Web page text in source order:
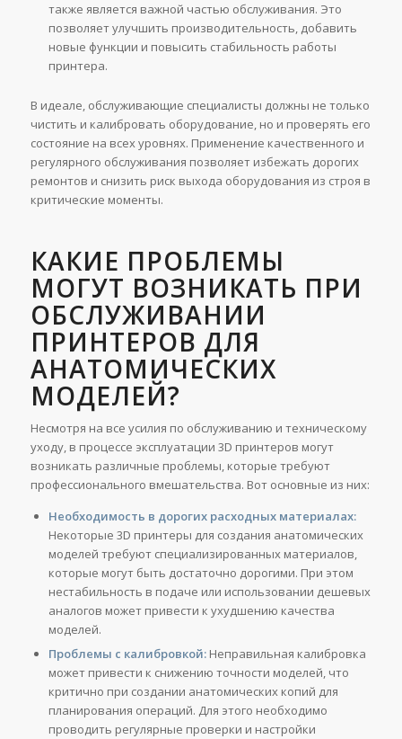
также является важной частью обслуживания. Это
позволяет улучшить производительность, добавить
новые функции и повысить стабильность работы
принтера.
В идеале, обслуживающие специалисты должны не только
чистить и калибровать оборудование, но и проверять его
состояние на всех уровнях. Применение качественного и
регулярного обслуживания позволяет избежать дорогих
ремонтов и снизить риск выхода оборудования из строя в
критические моменты.
КАКИЕ ПРОБЛЕМЫ
МОГУТ ВОЗНИКАТЬ ПРИ
ОБСЛУЖИВАНИИ
ПРИНТЕРОВ ДЛЯ
АНАТОМИЧЕСКИХ
МОДЕЛЕЙ?
Несмотря на все усилия по обслуживанию и техническому
уходу, в процессе эксплуатации 3D принтеров могут
возникать различные проблемы, которые требуют
профессионального вмешательства. Вот основные из них:
Необходимость в дорогих расходных материалах:
Некоторые 3D принтеры для создания анатомических
моделей требуют специализированных материалов,
которые могут быть достаточно дорогими. При этом
нестабильность в подаче или использовании дешевых
аналогов может привести к ухудшению качества
моделей.
Проблемы с калибровкой:Неправильная калибровка
может привести к снижению точности моделей, что
критично при создании анатомических копий для
планирования операций. Для этого необходимо
проводить регулярные проверки и настройки